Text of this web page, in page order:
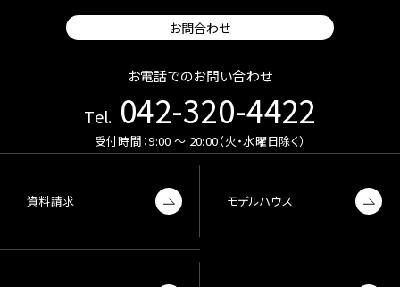
お問合わせ
お電話でのお問い合わせ
Tel. 042-320-4422
受付時間：9:00 〜 20:00（火・水曜日除く）
資料請求 モデルハウス